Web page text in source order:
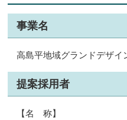
事業名
高島平地域グランドデザイ
提案採用者
【名 称】